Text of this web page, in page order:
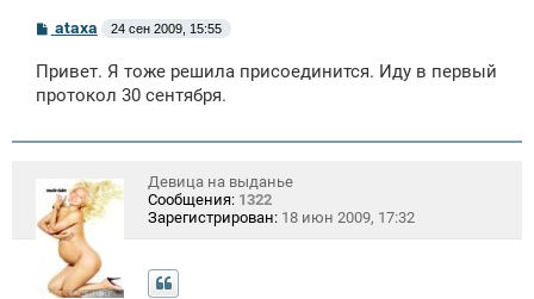
С
б
щ
е
и
ataxa 24 сен 2009, 15:55
Привет. Я тоже решила присоединится. Иду в первый
протокол 30 сентября.
Девица на выданье
Сообщения: 1322
Зарегистрирован: 18 июн 2009, 17:32